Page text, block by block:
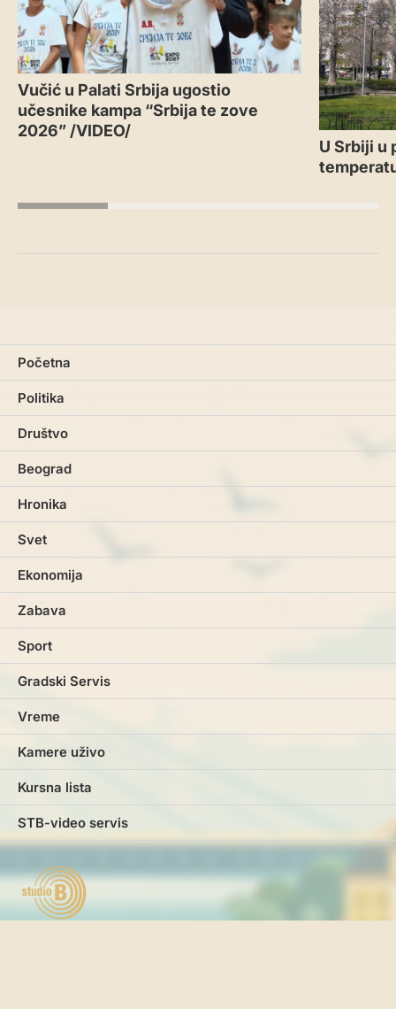
Vučić u Palati Srbija ugostio
učesnike kampa “Srbija te zove
2026” /VIDEO/
U Srbiji u
Početna
Politika
Društvo
Beograd
Hronika
Svet
Ekonomija
Zabava
Sport
Gradski Servis
Vreme
Kamere uživo
Kursna lista
STB-video servis